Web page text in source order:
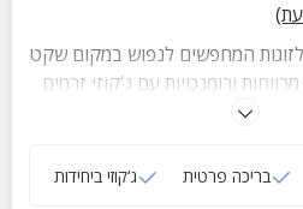
המחפשים לנפוש במקום שקט
הבקתות מרווחות ורומנטיות עם ג'קוזי זרמים
ועוד. חצר המתחם כוללת
בריכה פרטית ג‘קוזי ביחידות